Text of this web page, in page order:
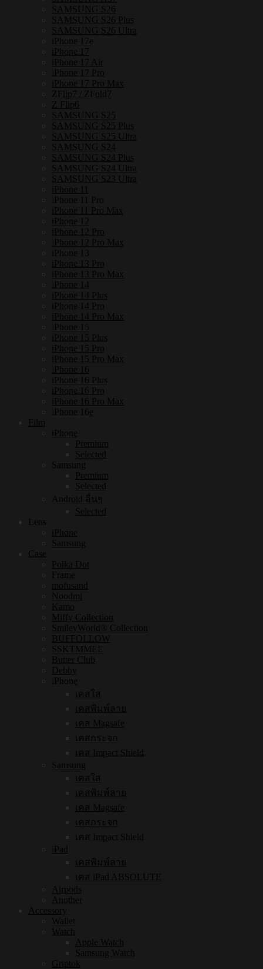
SAMSUNG S26
SAMSUNG S26 Plus
SAMSUNG S26 Ultra
iPhone 17e
iPhone 17
iPhone 17 Air
iPhone 17 Pro
iPhone 17 Pro Max
ZFlip7 / ZFold7
Z Flip6
SAMSUNG S25
SAMSUNG S25 Plus
SAMSUNG S25 Ultra
SAMSUNG S24
SAMSUNG S24 Plus
SAMSUNG S24 Ultra
SAMSUNG S23 Ultra
iPhone 11
iPhone 11 Pro
iPhone 11 Pro Max
iPhone 12
iPhone 12 Pro
iPhone 12 Pro Max
iPhone 13
iPhone 13 Pro
iPhone 13 Pro Max
iPhone 14
iPhone 14 Plus
iPhone 14 Pro
iPhone 14 Pro Max
iPhone 15
iPhone 15 Plus
iPhone 15 Pro
iPhone 15 Pro Max
iPhone 16
iPhone 16 Plus
iPhone 16 Pro
iPhone 16 Pro Max
iPhone 16e
Film
iPhone
Premium
Selected
Samsung
Premium
Selected
Android อื่นๆ
Selected
Lens
iPhone
Samsung
Case
Polka Dot
Frame
mofusand
Noodmi
Kamo
Miffy Collection
SmileyWorld® Collection
BUFFOLLOW
SSKTMMEE
Butter Club
Debby
iPhone
เคสใส
เคสพิมพ์ลาย
เคส Magsafe
เคสกระจก
เคส Impact Shield
Samsung
เคสใส
เคสพิมพ์ลาย
เคส Magsafe
เคสกระจก
เคส Impact Shield
iPad
เคสพิมพ์ลาย
เคส iPad ABSOLUTE
Airpods
Another
Accessory
Wallet
Watch
Apple Watch
Samsung Watch
Griptok